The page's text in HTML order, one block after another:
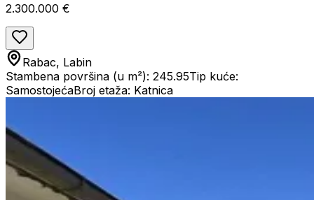
2.300.000 €
Rabac, Labin
Stambena površina (u m²): 245.95Tip kuće:
SamostojećaBroj etaža: Katnica